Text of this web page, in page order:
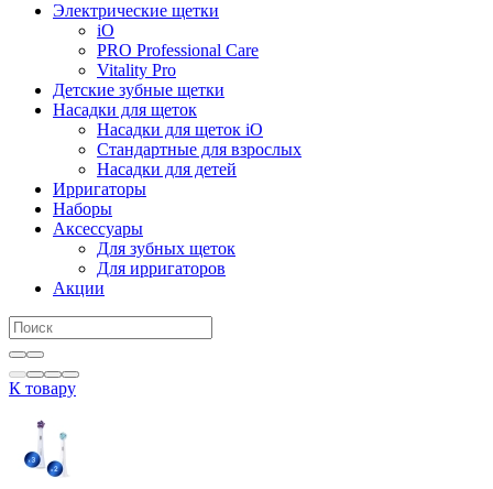
Электрические щетки
iO
PRO Professional Care
Vitality Pro
Детские зубные щетки
Насадки для щеток
Насадки для щеток iO
Стандартные для взрослых
Насадки для детей
Ирригаторы
Наборы
Аксессуары
Для зубных щеток
Для ирригаторов
Акции
К товару